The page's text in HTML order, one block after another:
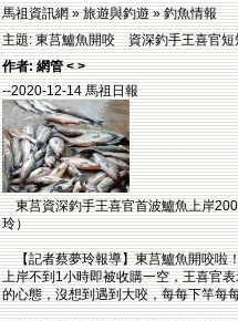
馬祖資訊網 » 旅遊與釣遊 » 釣魚情報
主題: 東莒鱸魚開咬 資深釣手王喜官短
作者: 網管 < >
--2020-12-14 馬祖日報
東莒資深釣手王喜官首波鱸魚上岸
玲）
【記者蔡夢玲報導】東莒鱸魚開咬啦
上岸不到1小時即被收購一空，王喜官
的心態，沒想到遇到大咬，每每下竿每